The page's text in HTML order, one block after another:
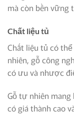
mà còn bền vững
Chất liệu tủ
Chất liệu tủ có
nhiên, gỗ công
có ưu và nhược
Gỗ tự nhiên mang
có giá thành cao